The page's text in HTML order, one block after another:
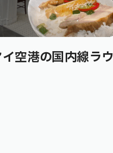
空港の国内線ラウ